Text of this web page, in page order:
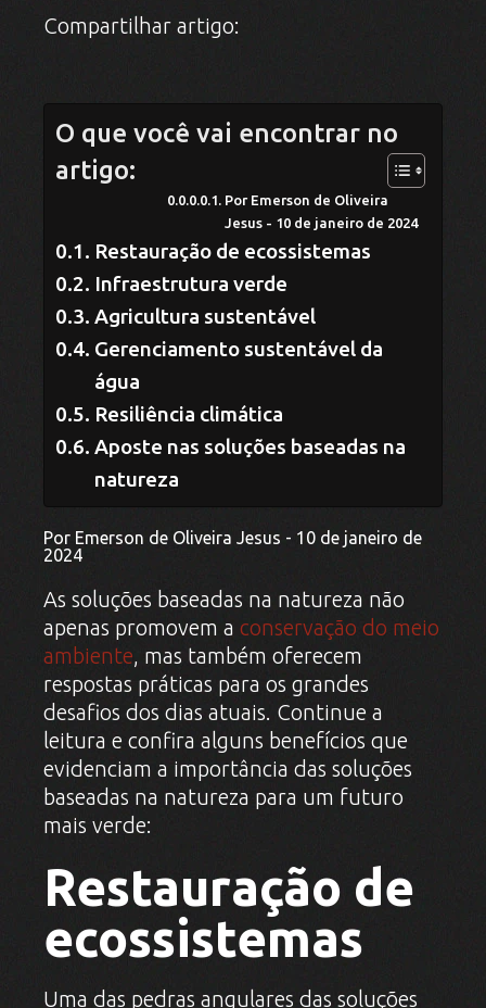
Compartilhar artigo:
O que você vai encontrar no
artigo:
Por Emerson de Oliveira
Jesus - 10 de janeiro de 2024
Restauração de ecossistemas
Infraestrutura verde
Agricultura sustentável
Gerenciamento sustentável da
água
Resiliência climática
Aposte nas soluções baseadas na
natureza
Por Emerson de Oliveira Jesus - 10 de janeiro de
2024
As soluções baseadas na natureza não
apenas promovem a conservação do meio
ambiente, mas também oferecem
respostas práticas para os grandes
desafios dos dias atuais. Continue a
leitura e confira alguns benefícios que
evidenciam a importância das soluções
baseadas na natureza para um futuro
mais verde:
Restauração de
ecossistemas
Uma das pedras angulares das soluções